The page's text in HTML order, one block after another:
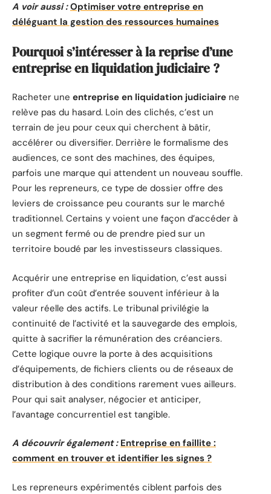
A voir aussi : Optimiser votre entreprise en
déléguant la gestion des ressources humaines
Pourquoi s’intéresser à la reprise d’une
entreprise en liquidation judiciaire ?
Racheter une entreprise en liquidation judiciaire ne
relève pas du hasard. Loin des clichés, c’est un
terrain de jeu pour ceux qui cherchent à bâtir,
accélérer ou diversifier. Derrière le formalisme des
audiences, ce sont des machines, des équipes,
parfois une marque qui attendent un nouveau souffle.
Pour les repreneurs, ce type de dossier offre des
leviers de croissance peu courants sur le marché
traditionnel. Certains y voient une façon d’accéder à
un segment fermé ou de prendre pied sur un
territoire boudé par les investisseurs classiques.
Acquérir une entreprise en liquidation, c’est aussi
profiter d’un coût d’entrée souvent inférieur à la
valeur réelle des actifs. Le tribunal privilégie la
continuité de l’activité et la sauvegarde des emplois,
quitte à sacrifier la rémunération des créanciers.
Cette logique ouvre la porte à des acquisitions
d’équipements, de fichiers clients ou de réseaux de
distribution à des conditions rarement vues ailleurs.
Pour qui sait analyser, négocier et anticiper,
l’avantage concurrentiel est tangible.
A découvrir également : Entreprise en faillite :
comment en trouver et identifier les signes ?
Les repreneurs expérimentés ciblent parfois des